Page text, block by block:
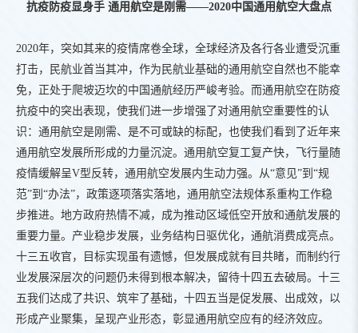
抗疫防疫显身手 通用航空是刚需——2020中国通用航空大盘点
2020年，突如其来的疫情席卷全球，全球经济及各行各业遭受沉重
打击，民航业首当其冲，作为民航业基础的通用航空自然也不能幸
免，正处于爬坡迈坎的中国通航经历严峻考验。而通用航空在防疫
抗疫中的突出表现，使我们进一步增强了对通用航空重要性的认
识：通用航空是刚需、是不可或缺的标配，也使我们看到了近年来
通用航空发展所形成的力量沉淀。通用航空复工复产快，飞行量随
疫情缓解呈V型反转，通用航空发展内生动力强。从“意见”到“规
范”到“办法”，政策逐项落实落地，通用航空法规体系重构工作稳
步推进。地方政府热情不减，成为推动区域低空开放和通航发展的
重要力量。产业稳步发展，业务结构日驱优化，通航消费成亮点。
十三五收官，目标实现虽有遗憾，但发展成就有目共睹，而制约行
业发展深层次的问题仍未得到根本解决，留待十四五去破局。十三
五我们达成了共识、筑牢了基础，十四五当是促发展、出成效，以
形成产业聚集，呈现产业形态，彰显通用航空应有的经济效应。